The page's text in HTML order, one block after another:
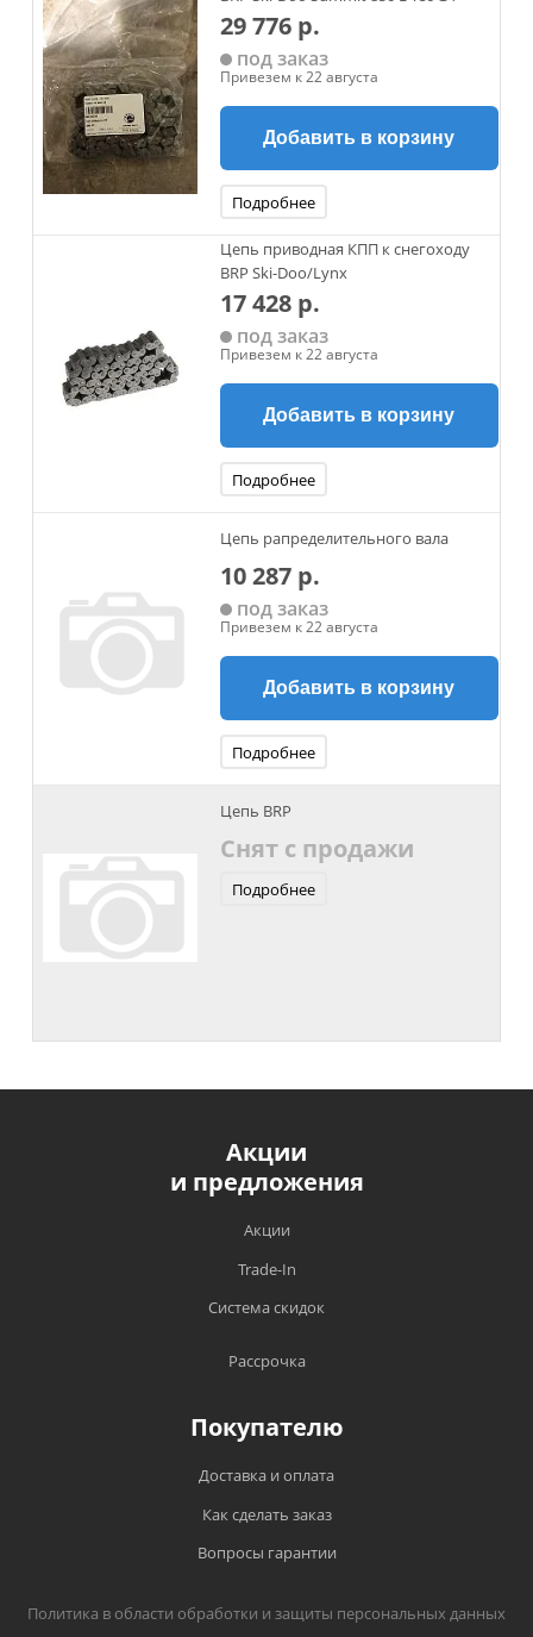
29 776 р.
под заказ
Привезем к 22 августа
Добавить в корзину
Подробнее
Цепь приводная КПП к снегоходу
BRP Ski-Doo/Lynx
17 428 р.
под заказ
Привезем к 22 августа
Добавить в корзину
Подробнее
Цепь рапределительного вала
10 287 р.
под заказ
Привезем к 22 августа
Добавить в корзину
Подробнее
Цепь BRP
Снят с продажи
Подробнее
Акции
и предложения
Акции
Trade-In
Система скидок
Рассрочка
Покупателю
Доставка и оплата
Как сделать заказ
Вопросы гарантии
Политика в области обработки и защиты персональных данных